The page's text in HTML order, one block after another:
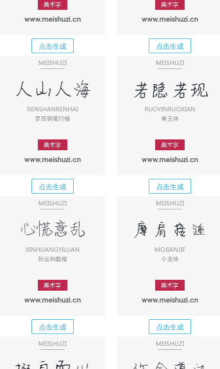
点击生成 点击生成
点击生成 点击生成
点击生成 点击生成